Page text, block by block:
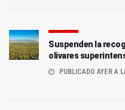
Suspenden la
olivares
PUBLICADO AYER A